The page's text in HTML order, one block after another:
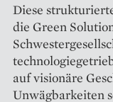
Diese
die Green
auf visionäre
Unwägbarkeiten